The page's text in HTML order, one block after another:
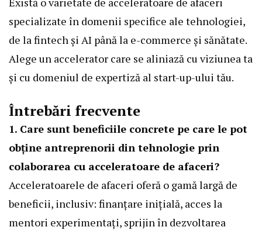
specializate în domenii specifice ale tehnologiei,
de la fintech și AI până la e-commerce și sănătate.
Alege un accelerator care se aliniază cu viziunea ta
și cu domeniul de expertiză al start-up-ului tău.
Întrebări frecvente
1. Care sunt beneficiile concrete pe care le pot
obține antreprenorii din tehnologie prin
colaborarea cu acceleratoare de afaceri?
Acceleratoarele de afaceri oferă o gamă largă de
beneficii, inclusiv: finanțare inițială, acces la
mentori experimentați, sprijin în dezvoltarea